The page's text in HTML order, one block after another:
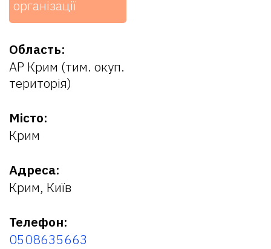
організації
Область:
АР Крим (тим. окуп.
територія)
Місто:
Крим
Адреса:
Крим, Київ
Телефон:
0508635663